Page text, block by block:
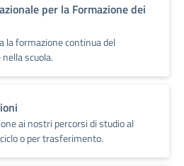
per la Formazione dei
la formazione continua del
scuola.
ai nostri percorsi di studio al
o per trasferimento.